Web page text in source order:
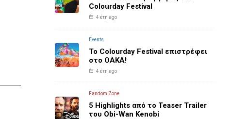
Colourday Festival
4 έτη ago
Events
Το Colourday Festival επιστρέφει
στο ΟΑΚΑ!
4 έτη ago
Fandom Zone
5 Highlights από το Teaser Trailer
του Obi-Wan Kenobi